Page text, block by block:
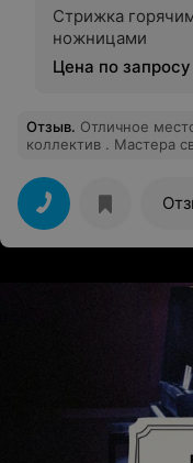
Стрижка
ножницами
Цена по запросу
Отзыв. Отличное
коллектив . Мастера своего дела , сделают все как с